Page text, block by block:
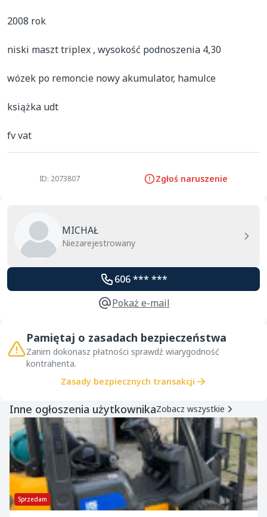
2008 rok
niski maszt triplex , wysokość podnoszenia 4,30
wózek po remoncie nowy akumulator, hamulce
książka udt
fv vat
ID: 2073807 Zgłoś naruszenie
MICHAŁ
Niezarejestrowany
606 *** ***
Pokaż e-mail
Pamiętaj o zasadach bezpieczeństwa
Zanim dokonasz płatności sprawdź wiarygodność
kontrahenta.
Zasady bezpiecznych transakcji
Inne ogłoszenia użytkownikaZobacz wszystkie
Sprzedam